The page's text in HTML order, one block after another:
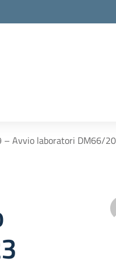
– Avvio laboratori DM66/